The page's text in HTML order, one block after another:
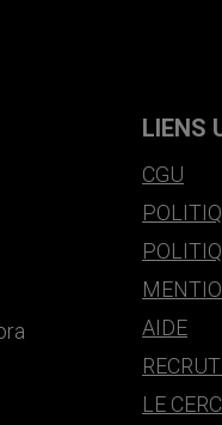
LIENS
CGU
AIDE
LE